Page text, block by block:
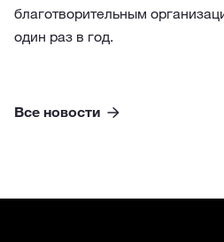
благотворительным
один раз в год.
Все новости